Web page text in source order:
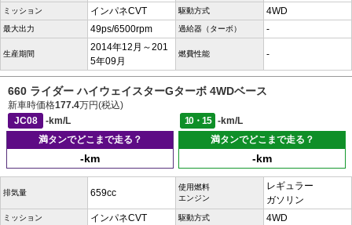
ミッション インパネCVT 駆動方式 4WD
最大出力 49ps/6500rpm 過給器（ターボ） -
生産期間
2014年12月～201
5年09月
燃費性能 -
660 ライダー ハイウェイスターGターボ 4WDベース
新車時価格177.4万円(税込)
JC08
-km/L 10・15
-km/L
満タンでどこまで走る？
-km
満タンでどこまで走る？
-km
排気量 659cc
使用燃料
エンジン
レギュラー
ガソリン
ミッション インパネCVT 駆動方式 4WD